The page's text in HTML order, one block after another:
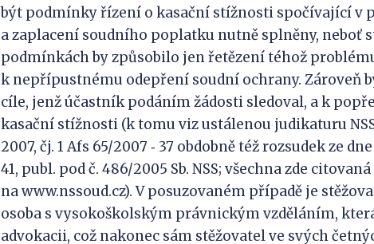
být podmínky řízení o kasační stížnosti spočívající v
a zaplacení soudního poplatku nutně splněny, neboť
podmínkách by způsobilo jen řetězení téhož
k nepřípustnému odepření soudní ochrany. Zároveň
cíle, jenž účastník podáním žádosti sledoval, a k
kasační stížnosti (k tomu viz ustálenou judikaturu
2007, čj. 1 Afs 65/2007 ‑ 37 obdobně též rozsudek ze
41, publ. pod č. 486/2005 Sb. NSS; všechna zde
na www.nssoud.cz). V posuzovaném případě je
osoba s vysokoškolským právnickým vzděláním,
advokacii, což nakonec sám stěžovatel ve svých